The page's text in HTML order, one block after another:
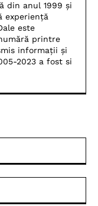
din anul 1999 și
experiență
este
printre
informații și
2023 a fost si